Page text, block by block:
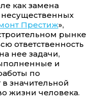
как замена
Престиж»,
рынке
ответственность
нее задачи,
и
по
значительной
жизни человека.